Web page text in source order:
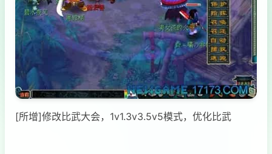
[所增]修改比武大会，1v1.3v3.5v5模式，优化比武